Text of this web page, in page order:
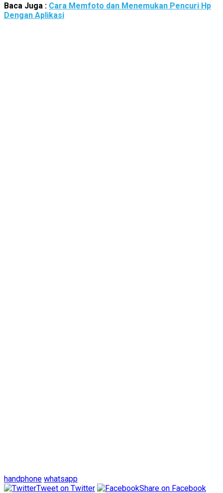
Baca Juga : Cara Memfoto dan Menemukan Pencuri Hp
Dengan Aplikasi
handphone whatsapp
Tweet on Twitter
Share on Facebook